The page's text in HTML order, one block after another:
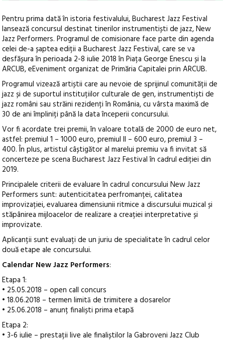
Pentru prima dată în istoria festivalului, Bucharest Jazz Festival
lansează concursul destinat tinerilor instrumentiști de jazz, New
Jazz Performers. Programul de comisionare face parte din agenda
celei de-a șaptea ediții a Bucharest Jazz Festival, care se va
desfășura în perioada 2-8 iulie 2018 în Piața George Enescu și la
ARCUB, eEveniment organizat de Primăria Capitalei prin ARCUB.
Programul vizează artiștii care au nevoie de sprijinul comunității de
jazz și de suportul instituțiilor culturale de gen, instrumentiști de
jazz români sau străini rezidenți în România, cu vârsta maximă de
30 de ani împliniți până la data începerii concursului.
Vor fi acordate trei premii, în valoare totală de 2000 de euro net,
astfel: premiul 1 – 1000 euro, premiul II – 600 euro, premiul 3 –
400. În plus, artistul câștigător al marelui premiu va fi invitat să
concerteze pe scena Bucharest Jazz Festival în cadrul ediției din
2019.
Principalele criterii de evaluare în cadrul concursului New Jazz
Performers sunt: autenticitatea perfromanței, calitatea
improvizației, evaluarea dimensiunii ritmice a discursului muzical și
stăpânirea mijloacelor de realizare a creației interpretative și
improvizate.
Aplicanții sunt evaluați de un juriu de specialitate în cadrul celor
două etape ale concursului.
Calendar New Jazz Performers:
Etapa 1:
• 25.05.2018 – open call concurs
• 18.06.2018 – termen limită de trimitere a dosarelor
• 25.06.2018 – anunț finaliști prima etapă
Etapa 2:
• 3-6 iulie – prestații live ale finaliștilor la Gabroveni Jazz Club